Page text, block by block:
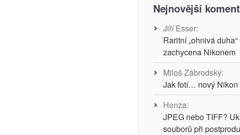
Nejnovější
Jiří Esser:
Raritní „ohnivá duha“
zachycena Nikonem
Miloš Zábrodský:
Jak fotí… nový Nikon
Honza:
JPEG nebo TIFF?
souborů při